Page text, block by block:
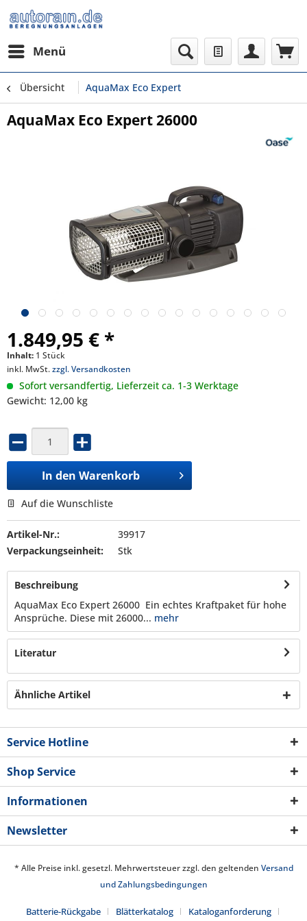
Menü
Übersicht AquaMax Eco Expert
AquaMax Eco Expert 26000
1.849,95 € *
Inhalt: 1 Stück
inkl. MwSt.zzgl. Versandkosten
Sofort versandfertig, Lieferzeit ca. 1-3 Werktage
Gewicht: 12,00 kg
In den Warenkorb
Auf die Wunschliste
Artikel-Nr.:
39917
Verpackungseinheit:
Stk
Beschreibung
AquaMax Eco Expert 26000 Ein echtes Kraftpaket für hohe
Ansprüche. Diese mit 26000... mehr
Literatur
Ähnliche Artikel
Service Hotline
Shop Service
Informationen
Newsletter
* Alle Preise inkl. gesetzl. Mehrwertsteuer zzgl. den geltenden Versand
und Zahlungsbedingungen
Batterie-Rückgabe Blätterkatalog Kataloganforderung